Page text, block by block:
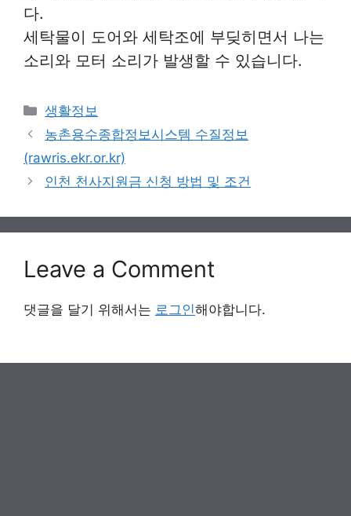
다.
세탁물이 도어와 세탁조에 부딪히면서 나는
소리와 모터 소리가 발생할 수 있습니다.
Categories
생활정보
농촌용수종합정보시스템 수질정보
(rawris.ekr.or.kr)
인천 천사지원금 신청 방법 및 조건
Leave a Comment
댓글을 달기 위해서는 로그인해야합니다.